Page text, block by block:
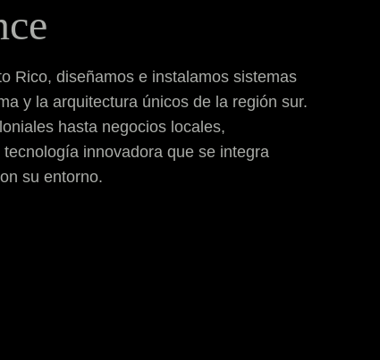
Rico, diseñamos e instalamos sistemas
y la arquitectura únicos de la región sur.
hasta negocios locales,
innovadora que se integra
su entorno.